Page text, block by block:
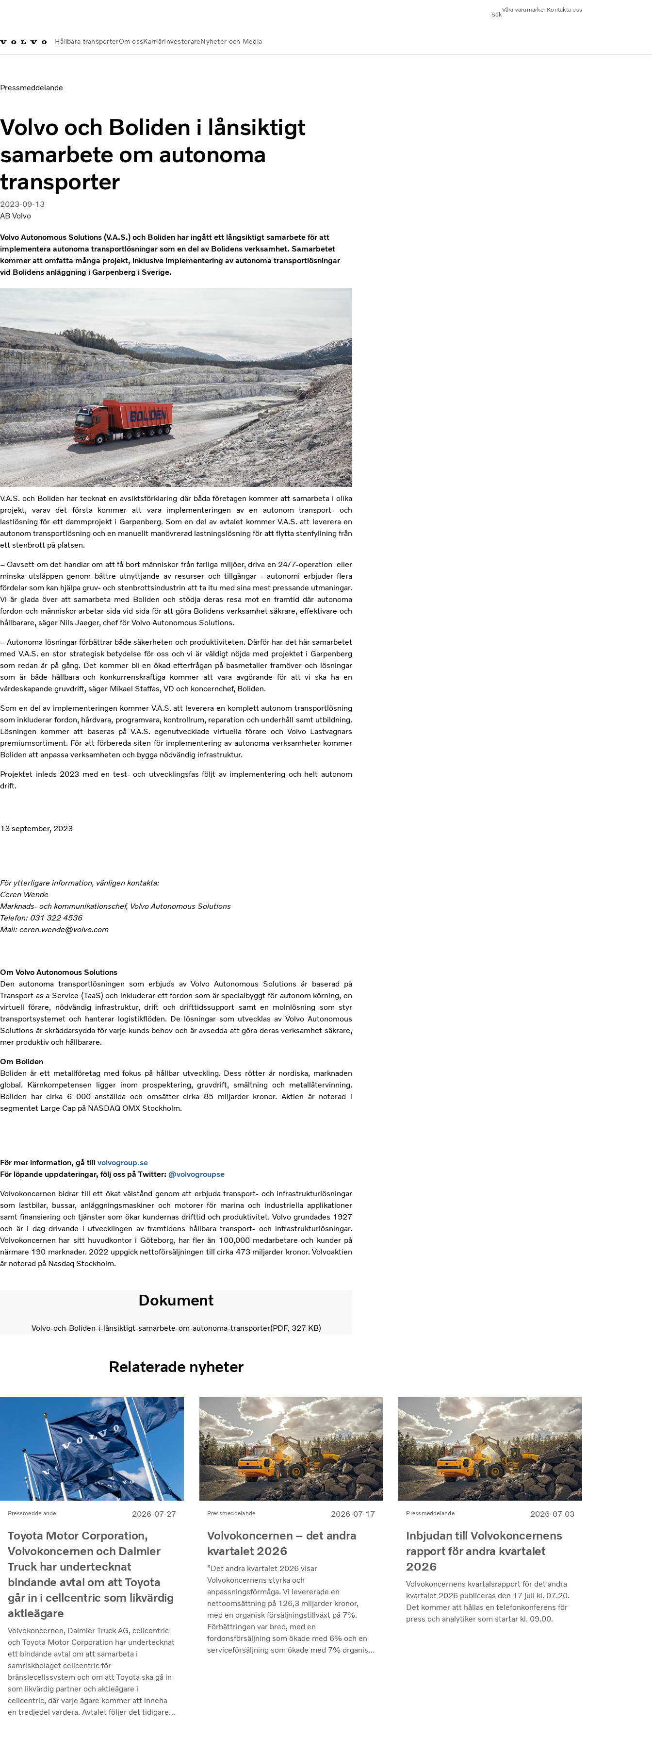
Sök
Våra varumärkenKontakta oss
Hållbara transporterOm ossKarriärInvesterareNyheter och Media
Pressmeddelande
Volvo och Boliden i lånsiktigt
samarbete om autonoma
transporter
2023-09-13
AB Volvo
Volvo Autonomous Solutions (V.A.S.) och Boliden har ingått ett långsiktigt samarbete för att
implementera autonoma transportlösningar som en del av Bolidens verksamhet. Samarbetet
kommer att omfatta många projekt, inklusive implementering av autonoma transportlösningar
vid Bolidens anläggning i Garpenberg i Sverige.
V.A.S. och Boliden har tecknat en avsiktsförklaring där båda företagen kommer att samarbeta i olika
projekt, varav det första kommer att vara implementeringen av en autonom transport- och
lastlösning för ett dammprojekt i Garpenberg. Som en del av avtalet kommer V.A.S. att leverera en
autonom transportlösning och en manuellt manövrerad lastningslösning för att flytta stenfyllning från
ett stenbrott på platsen.
– Oavsett om det handlar om att få bort människor från farliga miljöer, driva en 24/7-operation eller
minska utsläppen genom bättre utnyttjande av resurser och tillgångar - autonomi erbjuder flera
fördelar som kan hjälpa gruv- och stenbrottsindustrin att ta itu med sina mest pressande utmaningar.
Vi är glada över att samarbeta med Boliden och stödja deras resa mot en framtid där autonoma
fordon och människor arbetar sida vid sida för att göra Bolidens verksamhet säkrare, effektivare och
hållbarare, säger Nils Jaeger, chef för Volvo Autonomous Solutions.
– Autonoma lösningar förbättrar både säkerheten och produktiviteten. Därför har det här samarbetet
med V.A.S. en stor strategisk betydelse för oss och vi är väldigt nöjda med projektet i Garpenberg
som redan är på gång. Det kommer bli en ökad efterfrågan på basmetaller framöver och lösningar
som är både hållbara och konkurrenskraftiga kommer att vara avgörande för att vi ska ha en
värdeskapande gruvdrift, säger Mikael Staffas, VD och koncernchef, Boliden.
Som en del av implementeringen kommer V.A.S. att leverera en komplett autonom transportlösning
som inkluderar fordon, hårdvara, programvara, kontrollrum, reparation och underhåll samt utbildning.
Lösningen kommer att baseras på V.A.S. egenutvecklade virtuella förare och Volvo Lastvagnars
premiumsortiment. För att förbereda siten för implementering av autonoma verksamheter kommer
Boliden att anpassa verksamheten och bygga nödvändig infrastruktur.
Projektet inleds 2023 med en test- och utvecklingsfas följt av implementering och helt autonom
drift.
13 september, 2023
För ytterligare information, vänligen kontakta:
Ceren Wende
Marknads- och kommunikationschef, Volvo Autonomous Solutions
Telefon: 031 322 4536
Mail: ceren.wende@volvo.com
Om Volvo Autonomous Solutions
Den autonoma transportlösningen som erbjuds av Volvo Autonomous Solutions är baserad på
Transport as a Service (TaaS) och inkluderar ett fordon som är specialbyggt för autonom körning, en
virtuell förare, nödvändig infrastruktur, drift och drifttidssupport samt en molnlösning som styr
transportsystemet och hanterar logistikflöden. De lösningar som utvecklas av Volvo Autonomous
Solutions är skräddarsydda för varje kunds behov och är avsedda att göra deras verksamhet säkrare,
mer produktiv och hållbarare.
Om Boliden
Boliden är ett metallföretag med fokus på hållbar utveckling. Dess rötter är nordiska, marknaden
global. Kärnkompetensen ligger inom prospektering, gruvdrift, smältning och metallåtervinning.
Boliden har cirka 6 000 anställda och omsätter cirka 85 miljarder kronor. Aktien är noterad i
segmentet Large Cap på NASDAQ OMX Stockholm.
För mer information, gå till volvogroup.se
För löpande uppdateringar, följ oss på Twitter: @volvogroupse
Volvokoncernen bidrar till ett ökat välstånd genom att erbjuda transport- och infrastrukturlösningar
som lastbilar, bussar, anläggningsmaskiner och motorer för marina och industriella applikationer
samt finansiering och tjänster som ökar kundernas drifttid och produktivitet. Volvo grundades 1927
och är i dag drivande i utvecklingen av framtidens hållbara transport- och infrastrukturlösningar.
Volvokoncernen har sitt huvudkontor i Göteborg, har fler än 100,000 medarbetare och kunder på
närmare 190 marknader. 2022 uppgick nettoförsäljningen till cirka 473 miljarder kronor. Volvoaktien
är noterad på Nasdaq Stockholm.
Dokument
Volvo-och-Boliden-i-lånsiktigt-samarbete-om-autonoma-transporter PDF 327 KB
Relaterade nyheter
Pressmeddelande 2026-07-27
Toyota Motor Corporation,
Volvokoncernen och Daimler
Truck har undertecknat
bindande avtal om att Toyota
går in i cellcentric som likvärdig
aktieägare
Volvokoncernen, Daimler Truck AG, cellcentric
och Toyota Motor Corporation har undertecknat
ett bindande avtal om att samarbeta i
samriskbolaget cellcentric för
bränslecellssystem och om att Toyota ska gå in
som likvärdig partner och aktieägare i
cellcentric, där varje ägare kommer att inneha
en tredjedel vardera. Avtalet följer det tidigare
Pressmeddelande 2026-07-17
Volvokoncernen – det andra
kvartalet 2026
”Det andra kvartalet 2026 visar
Volvokoncernens styrka och
anpassningsförmåga. Vi levererade en
nettoomsättning på 126,3 miljarder kronor,
med en organisk försäljningstillväxt på 7%.
Förbättringen var bred, med en
fordonsförsäljning som ökade med 6% och en
serviceförsäljning som ökade med 7% organiskt
Pressmeddelande 2026-07-03
Inbjudan till Volvokoncernens
rapport för andra kvartalet
2026
Volvokoncernens kvartalsrapport för det andra
kvartalet 2026 publiceras den 17 juli kl. 07.20.
Det kommer att hållas en telefonkonferens för
press och analytiker som startar kl. 09.00.